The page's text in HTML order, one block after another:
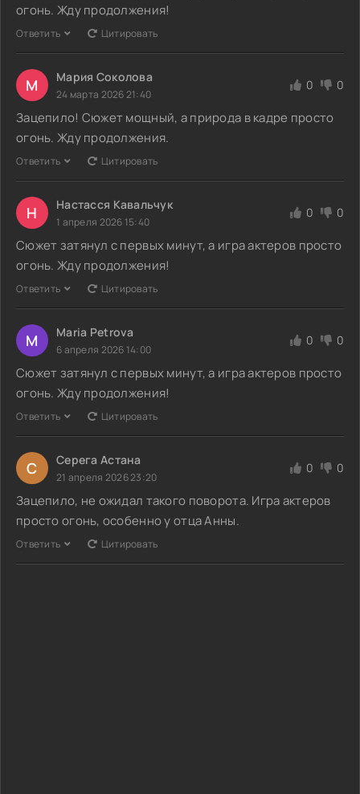
огонь. Жду продолжения!
Ответить Цитировать
М Мария Соколова
24 марта 2026 21:40
0 0
Зацепило! Сюжет мощный, а природа в кадре просто
огонь. Жду продолжения.
Ответить Цитировать
Н Настасся Кавальчук
1 апреля 2026 15:40
0 0
Сюжет затянул с первых минут, а игра актеров просто
огонь. Жду продолжения!
Ответить Цитировать
M Maria Petrova
6 апреля 2026 14:00
0 0
Сюжет затянул с первых минут, а игра актеров просто
огонь. Жду продолжения!
Ответить Цитировать
С Серега Астана
21 апреля 2026 23:20
0 0
Зацепило, не ожидал такого поворота. Игра актеров
просто огонь, особенно у отца Анны.
Ответить Цитировать